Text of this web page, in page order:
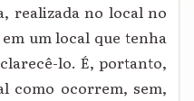
realizada no local no
um local que tenha
lo. É, portanto,
como ocorrem, sem,